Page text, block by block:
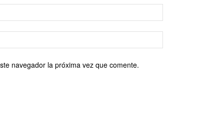
navegador la próxima vez que comente.